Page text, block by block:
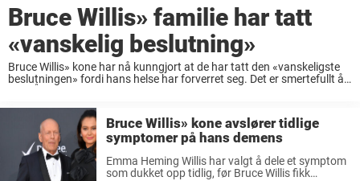
Bruce Willis» familie har tatt
«vanskelig beslutning»
Bruce Willis» kone har nå kunngjort at de har tatt den «vanskeligste
beslutningen» fordi hans helse har forverret seg. Det er smertefullt å
Bruce Willis» kone avslører tidlige
symptomer på hans demens
Emma Heming Willis har valgt å dele et symptom
som dukket opp tidlig, før Bruce Willis fikk